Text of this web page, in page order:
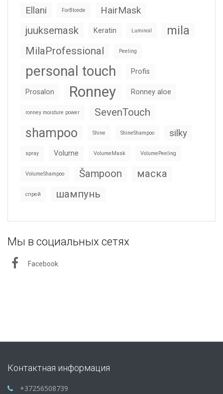
Ellani ForBlonde HairMask
juuksemask Keratin Luminoil mila
MilaProfessional Peeling
personal touch Profis
Prosalon Ronney Ronney aloe
ronney moisture power SevenTouch
shampoo Shine ShineShampoo silky
spray Volume VolumeMask VolumePeeling
VolumeShampoo Šampoon маска
спрей шампунь
Мы в социальных сетях
Facebook
Контактная информация
+37256508739